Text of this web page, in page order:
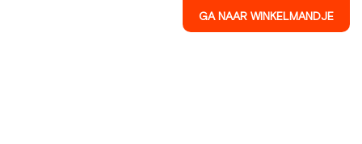
GA NAAR WINKELMANDJE